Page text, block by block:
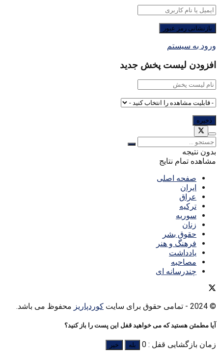
ورود به سیستم
افزودن لیست پخش جدید
بدون نتیجه
مشاهده تمام نتایج
صفحه اصلی
ایران
عراق
ترکیه
سوریه
زنان
حقوق بشر
فرهنگ و هنر
یادداشت
مصاحبه
چندرسانه ای
© 2024 - تمامی حقوق برای سایت کوردپاریز محفوظ می باشد.
آیا مطمئن هستید که می خواهید قفل این پست را باز کنید؟
زمان بازگشایی قفل : 0 بله خیر